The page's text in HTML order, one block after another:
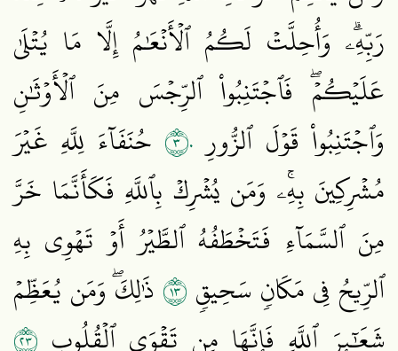
رَبِّهِۦۗ وَأُحِلَّتۡ لَكُمُ ٱلۡأَنۡعَٰمُ إِلَّا مَا يُتۡلَىٰ
عَلَيۡكُمۡۖ فَٱجۡتَنِبُواْ ٱلرِّجۡسَ مِنَ ٱلۡأَوۡثَٰنِ
وَٱجۡتَنِبُواْ قَوۡلَ ٱلزُّورِ ٣٠ حُنَفَآءَ لِلَّهِ غَيۡرَ
مُشۡرِكِينَ بِهِۦۚ وَمَن يُشۡرِكۡ بِٱللَّهِ فَكَأَنَّمَا خَرَّ
مِنَ ٱلسَّمَآءِ فَتَخۡطَفُهُ ٱلطَّيۡرُ أَوۡ تَهۡوِي بِهِ
ٱلرِّيحُ فِي مَكَانٖ سَحِيقٖ٣١ ذَٰلِكَۖ وَمَن يُعَظِّمۡ
شَعَٰٓئِرَ ٱللَّهِ فَإِنَّهَا مِن تَقۡوَى ٱلۡقُلُوبِ